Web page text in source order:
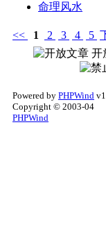
命理风水
<< 1 2 3 4 5
开
Powered by PHPWind
Copyright © 2003-04
PHPWind